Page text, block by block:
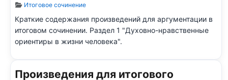
Информация о материале
Итоговое сочинение
Краткие содержания произведений для аргументации в
итоговом сочинении. Раздел 1 "Духовно-нравственные
ориентиры в жизни человека".
Произведения для итогового